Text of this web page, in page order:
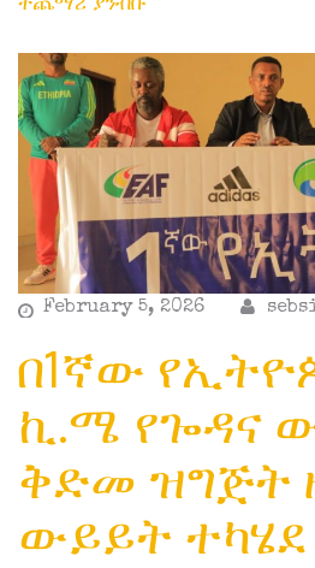
ተጨማሪ ያንብቡ
February 5, 2026
በ1ኛው
ኪ.ሜ የጐዳና
ቅድመ ዝግጅት
ውይይት ተካሄደ